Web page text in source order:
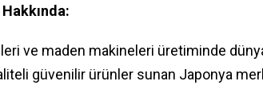
ve maden makineleri üretiminde
güvenilir ürünler sunan Japonya